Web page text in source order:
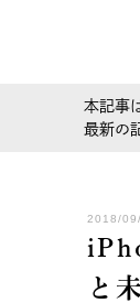
本記事
最新の
2018/
と